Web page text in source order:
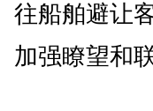
往船舶避让
加强瞭望和